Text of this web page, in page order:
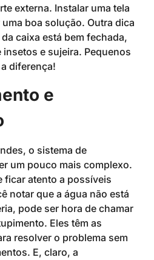
externa. Instalar uma tela
boa solução. Outra dica
caixa está bem fechada,
e sujeira. Pequenos
diferença!
e
o sistema de
um pouco mais complexo.
ficar atento a possíveis
notar que a água não está
pode ser hora de chamar
Eles têm as
resolver o problema sem
E, claro, a